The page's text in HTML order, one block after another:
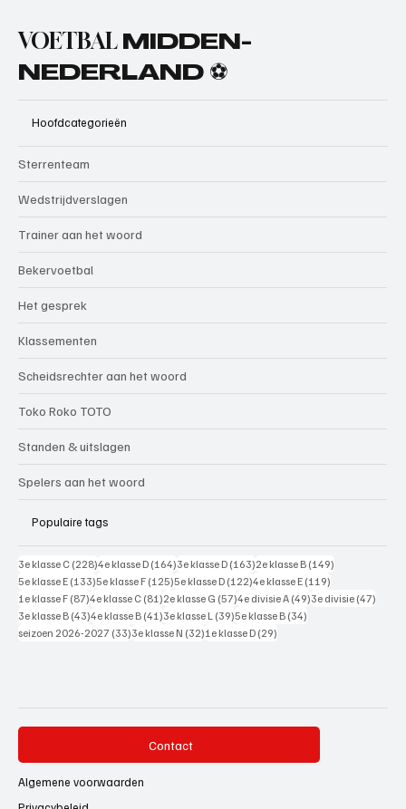
VOETBAL MIDDEN-
NEDERLAND ⚽
Hoofdcategorieën
Sterrenteam
Wedstrijdverslagen
Trainer aan het woord
Bekervoetbal
Het gesprek
Klassementen
Scheidsrechter aan het woord
Toko Roko TOTO
Standen & uitslagen
Spelers aan het woord
Populaire tags
3e klasse C (228)228 posts
4e klasse D (164)164 posts
3e klasse D (163)163 posts
2e klasse B (149)
5e klasse E (133)133 posts
5e klasse F (125)125 posts
5e klasse D (122)122 posts
4e klasse E (119)
1e klasse F (87)87 posts
4e klasse C (81)81 posts
2e klasse G (57)57 posts
4e divisie A (49)49 posts
3e divisie (47)
3e klasse B (43)43 posts
4e klasse B (41)41 posts
3e klasse L (39)39 posts
5e klasse B (34)
seizoen 2026-2027 (33)33 posts
3e klasse N (32)32 posts
1e klasse D (29)
Contact
Algemene voorwaarden